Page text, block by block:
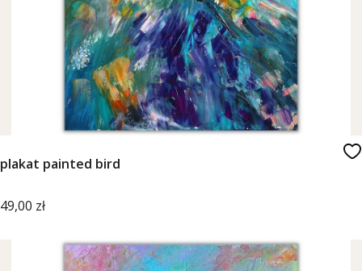
plakat painted bird
Cena
49,00 zł